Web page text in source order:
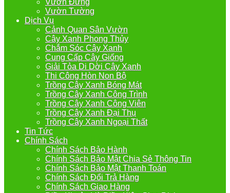
Vườn Tường
Dịch Vụ
Cảnh Quan Sân Vườn
Cây Xanh Phong Thủy
Chắm Sóc Cây Xanh
Cung Cấp Cây Giống
Giải Tỏa Di Dời Cây Xanh
Thi Công Hòn Non Bộ
Trồng Cây Xanh Bóng Mát
Trồng Cây Xanh Công Trình
Trồng Cây Xanh Công Viên
Trồng Cây Xanh Đại Thụ
Trồng Cây Xanh Ngoại Thất
Tin Tức
Chính Sách
Chính Sách Bảo Hành
Chính Sách Bảo Mật Chia Sẻ Thông Tin
Chính Sách Bảo Mật Thanh Toán
Chính Sách Đổi Trả Hàng
Chính Sách Giao Hàng